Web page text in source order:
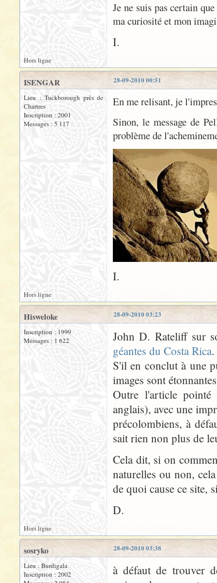
Je ne suis pas certain
ma curiosité et mon
I.
Hors ligne
28-09-2010 00:51
ISENGAR
Lieu : Tuckborough près de
Chartres
Inscription : 2001
Messages : 5 117
En me relisant, je
Sinon, le message de
problème de
I.
Hors ligne
28-09-2010 03:23
Hisweloke
Inscription : 1999
Messages : 1 622
John D. Rateliff sur
géantes du Costa Rica.
S'il en conclut à une
images sont
Outre l'article
anglais), avec une
précolombiens, à
sait rien non plus de
Cela dit, si on
naturelles ou non,
de quoi cause ce site,
D.
Hors ligne
28-09-2010 03:38
sosryko
Lieu : Burdigala
Inscription : 2002
à défaut de trouver